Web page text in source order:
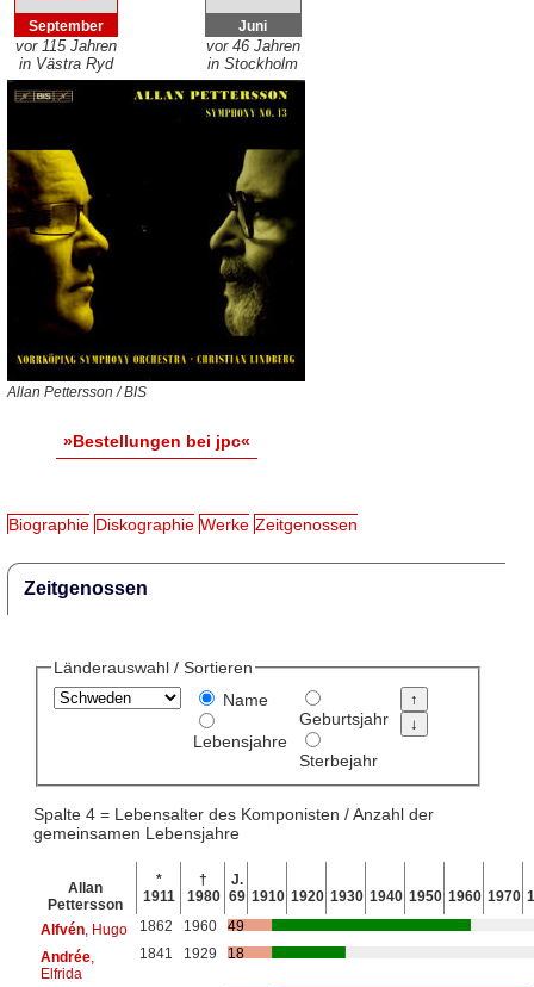
September
vor 115 Jahren
in Västra Ryd
Juni
vor 46 Jahren
in Stockholm
Allan Pettersson / BIS
»Bestellungen bei jpc«
Biographie Diskographie Werke Zeitgenossen
Zeitgenossen
Länderauswahl / Sortieren
Name
Lebensjahre
Geburtsjahr
Sterbejahr
Spalte 4 = Lebensalter des Komponisten / Anzahl der
gemeinsamen Lebensjahre
Allan
Pettersson
*
1911
†
1980
J.
69 1910 1920 1930 1940 1950 1960 1970
Alfvén, Hugo 1862 1960
49
Andrée,
Elfrida
1841 1929 18